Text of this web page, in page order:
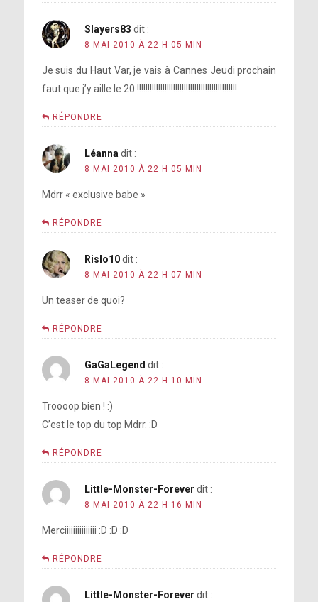
Slayers83 dit :
8 MAI 2010 À 22 H 05 MIN
Je suis du Haut Var, je vais à Cannes Jeudi prochain
faut que j’y aille le 20 !!!!!!!!!!!!!!!!!!!!!!!!!!!!!!!!!!!!!!!!!!!!!!!
RÉPONDRE
Léanna dit :
8 MAI 2010 À 22 H 05 MIN
Mdrr « exclusive babe »
RÉPONDRE
Rislo10 dit :
8 MAI 2010 À 22 H 07 MIN
Un teaser de quoi?
RÉPONDRE
GaGaLegend dit :
8 MAI 2010 À 22 H 10 MIN
Troooop bien ! :)
C’est le top du top Mdrr. :D
RÉPONDRE
Little-Monster-Forever dit :
8 MAI 2010 À 22 H 16 MIN
Merciiiiiiiiiiiiiii :D :D :D
RÉPONDRE
Little-Monster-Forever dit :